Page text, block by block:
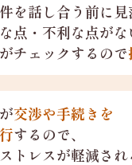
を話し合う前に
点・不利な点がな
チェックするので
交渉や手続きを
するので、
トレスが軽減され